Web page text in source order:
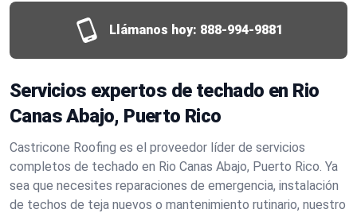
Llámanos hoy: 888-994-9881
Servicios expertos de techado en Rio
Canas Abajo, Puerto Rico
Castricone Roofing es el proveedor líder de servicios
completos de techado en Rio Canas Abajo, Puerto Rico. Ya
sea que necesites reparaciones de emergencia, instalación
de techos de teja nuevos o mantenimiento rutinario, nuestro